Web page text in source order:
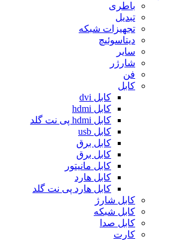
باطری
تبدیل
تجهیزات شبکه
دیتاسوئیچ
سایر
شارژر
فن
کابل
کابل dvi
کابل hdmi
کابل hdmi پی نت گلد
کابل usb
کابل برق
کابل برق
کابل مانیتور
کابل هارد
کابل هارد پی نت گلد
کابل شارژ
کابل شبکه
کابل صدا
کارت